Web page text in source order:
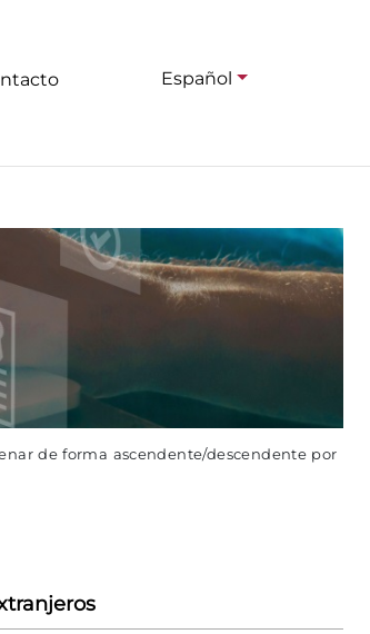
Español
de forma ascendente/descendente por